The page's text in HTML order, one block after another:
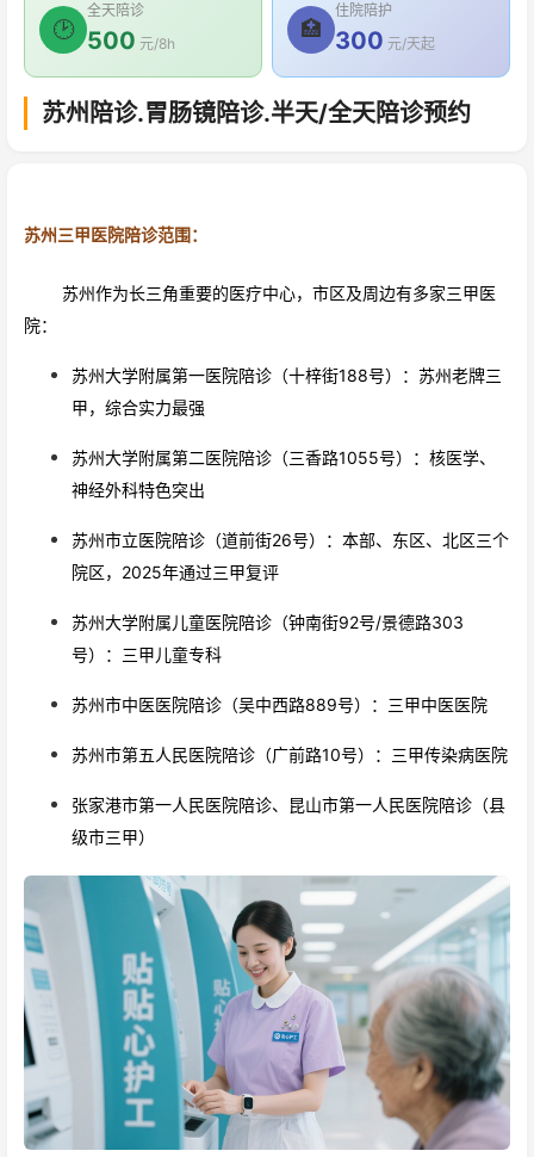
🕑
全天陪诊
500 元/8h
🏥
住院陪护
300 元/天起
苏州陪诊.胃肠镜陪诊.半天/全天陪诊预约
苏州三甲医院陪诊范围：
苏州作为长三角重要的医疗中心，市区及周边有多家三甲医
院：
苏州大学附属第一医院陪诊（十梓街188号）：苏州老牌三
甲，综合实力最强
苏州大学附属第二医院陪诊（三香路1055号）：核医学、
神经外科特色突出
苏州市立医院陪诊（道前街26号）：本部、东区、北区三个
院区，2025年通过三甲复评
苏州大学附属儿童医院陪诊（钟南街92号/景德路303
号）：三甲儿童专科
苏州市中医医院陪诊 （吴中西路889号）：三甲中医医院
苏州市第五人民医院陪诊 （广前路10号）：三甲传染病医院
张家港市第一人民医院陪诊、昆山市第一人民医院陪诊 （县
级市三甲）